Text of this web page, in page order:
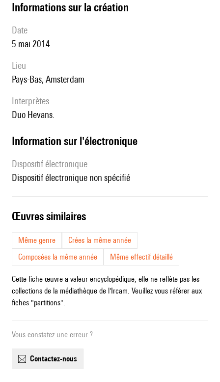
informations sur la création
date
5 mai 2014
lieu
Pays-Bas, Amsterdam
interprètes
Duo Hevans.
Information sur l'électronique
Dispositif électronique
dispositif électronique non spécifié
œuvres similaires
Même genre
Crées la même année
Composées la même année
Même effectif détaillé
Cette fiche œuvre a valeur encyclopédique, elle ne reflète pas les
collections de la médiathèque de l'Ircam. Veuillez vous référer aux
fiches "partitions".
Vous constatez une erreur ?
contactez-nous